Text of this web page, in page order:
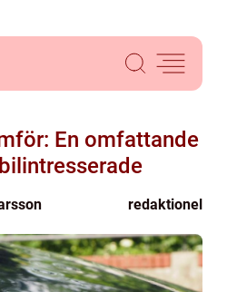
En omfattande
redaktionel